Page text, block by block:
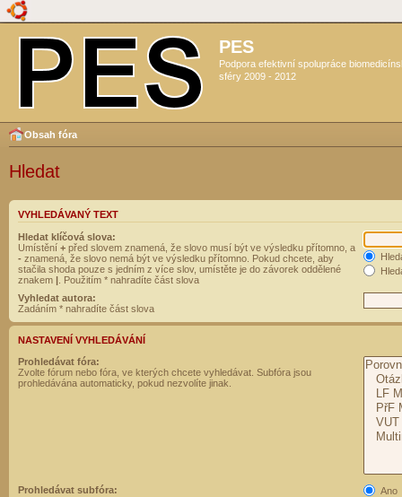
PES
Podpora efektivní spolupráce
sféry 2009 - 2012
Obsah fóra
Hledat
VYHLEDÁVANÝ TEXT
Hledat klíčová slova:
Umístění + před slovem znamená, že slovo musí být ve výsledku přítomno, a
- znamená, že slovo nemá být ve výsledku přítomno. Pokud chcete, aby
stačila shoda pouze s jedním z více slov, umístěte je do závorek oddělené
znakem | . Použitím * nahradíte část slova
Vyhledat autora:
Zadáním * nahradíte část slova
NASTAVENÍ VYHLEDÁVÁNÍ
Prohledávat fóra:
Zvolte fórum nebo fóra, ve kterých chcete vyhledávat. Subfóra jsou
prohledávána automaticky, pokud nezvolíte jinak.
Prohledávat subfóra:
Ano